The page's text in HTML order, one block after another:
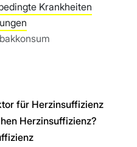
Krankheiten
für Herzinsuffizienz
Herzinsuffizienz?